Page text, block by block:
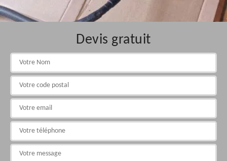
Devis gratuit